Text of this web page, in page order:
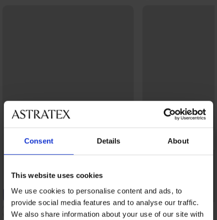
Consent Details About
This website uses cookies
We use cookies to personalise content and ads, to
provide social media features and to analyse our traffic.
We also share information about your use of our site with
-20% BRA20
4,8
Bestseller